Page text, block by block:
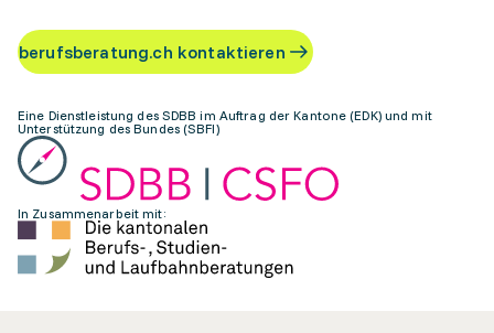
berufsberatung.ch kontaktieren
Eine Dienstleistung des SDBB im Auftrag der Kantone (EDK) und mit
Unterstützung des Bundes (SBFI)
In Zusammenarbeit mit: